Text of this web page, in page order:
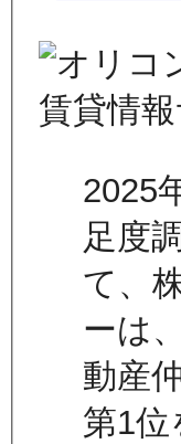
2025
足度
て、
ーは
動産
第1位